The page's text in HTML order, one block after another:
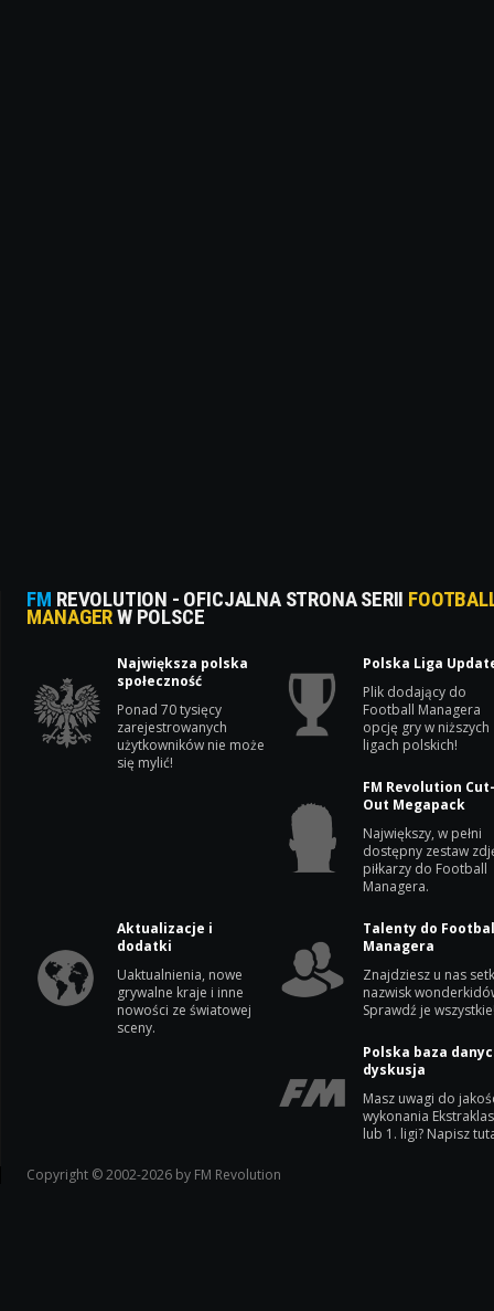
FM REVOLUTION - OFICJALNA STRONA SERII
MANAGERW POLSCE
Największa polska
społeczność
Ponad 70 tysięcy
zarejestrowanych
użytkowników nie może
się mylić!
Polska Liga
Plik dodający do
Football Managera
opcję gry w niższych
ligach polskich!
FM Revolution
Out Megapack
Największy, w pełni
dostępny zestaw
piłkarzy do Football
Managera.
Aktualizacje i
dodatki
Uaktualnienia, nowe
grywalne kraje i inne
nowości ze światowej
sceny.
Talenty do
Managera
Znajdziesz u nas
nazwisk
Sprawdź je
Polska baza
dyskusja
Masz uwagi do
wykonania
lub 1. ligi? Napisz
Copyright © 2002-2026 by FM Revolution